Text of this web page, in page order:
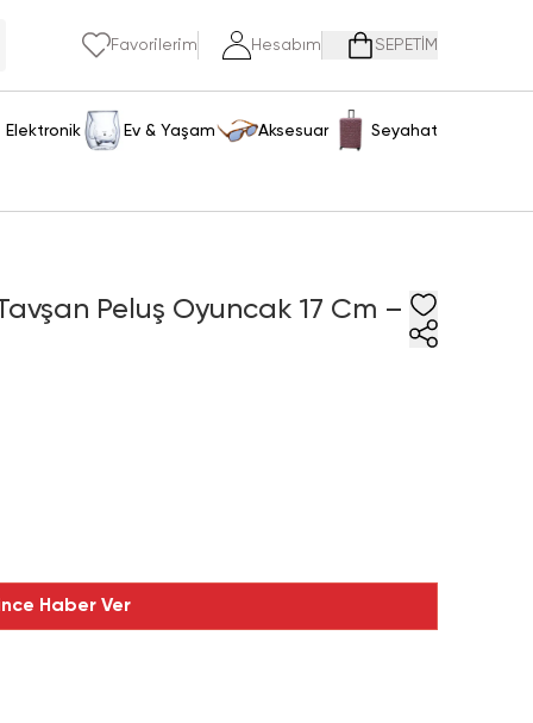
Favorilerim Hesabım SEPETİM
Elektronik Ev & Yaşam Aksesuar Seyahat
Peluş Oyuncak 17 Cm –
Haber Ver